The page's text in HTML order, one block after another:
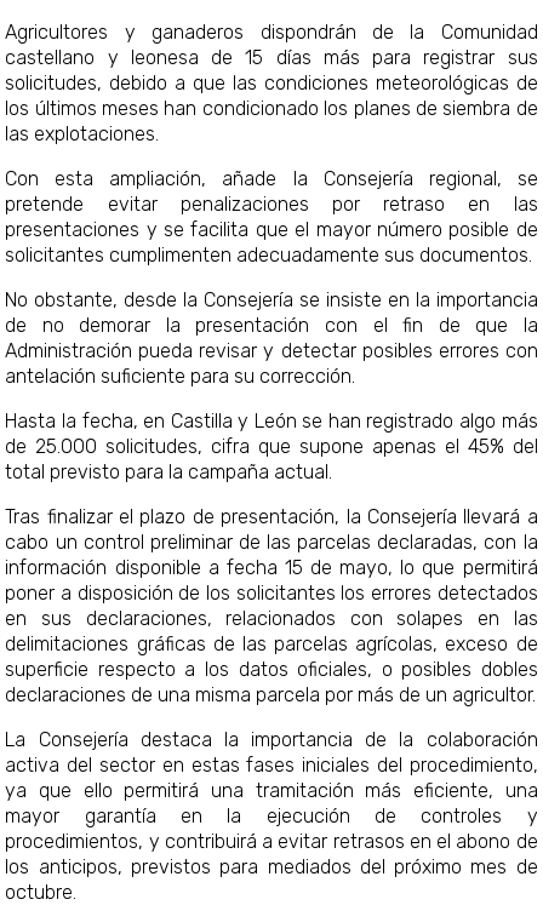
Agricultores y ganaderos dispondrán de la Comunidad
castellano y leonesa de 15 días más para registrar sus
solicitudes, debido a que las condiciones meteorológicas de
los últimos meses han condicionado los planes de siembra de
las explotaciones.
Con esta ampliación, añade la Consejería regional, se
pretende evitar penalizaciones por retraso en las
presentaciones y se facilita que el mayor número posible de
solicitantes cumplimenten adecuadamente sus documentos.
No obstante, desde la Consejería se insiste en la importancia
de no demorar la presentación con el fin de que la
Administración pueda revisar y detectar posibles errores con
antelación suficiente para su corrección.
Hasta la fecha, en Castilla y León se han registrado algo más
de 25.000 solicitudes, cifra que supone apenas el 45% del
total previsto para la campaña actual.
Tras finalizar el plazo de presentación, la Consejería llevará a
cabo un control preliminar de las parcelas declaradas, con la
información disponible a fecha 15 de mayo, lo que permitir
poner a disposición de los solicitantes los errores detectados
en sus declaraciones, relacionados con solapes en las
delimitaciones gráficas de las parcelas agrícolas, exceso de
superficie respecto a los datos oficiales, o posibles dobles
declaraciones de una misma parcela por más de un agricultor.
La Consejería destaca la importancia de la colaboración
activa del sector en estas fases iniciales del procedimiento,
ya que ello permitirá una tramitación más eficiente, una
mayor garantía en la ejecución de controles y
procedimientos, y contribuirá a evitar retrasos en el abono de
los anticipos, previstos para mediados del próximo mes de
octubre.